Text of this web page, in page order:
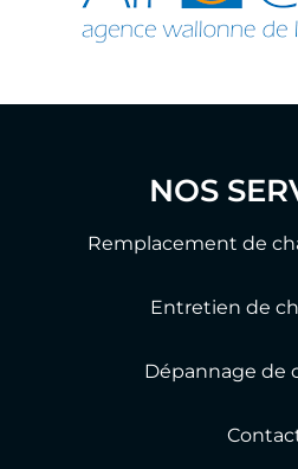
NOS
Remplacement de
Entretien de
Dépannage de